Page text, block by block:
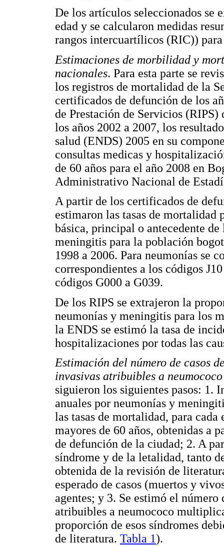
De los artículos seleccionados se
edad y se calcularon medidas
rangos intercuartílicos (RIC))
Estimaciones de morbilidad y
nacionales. Para esta parte se
los registros de mortalidad de la
certificados de defunción de los
de Prestación de Servicios
los años 2002 a 2007, los
salud (ENDS) 2005 en su
consultas medicas y
de 60 años para el año 2008 en
Administrativo Nacional de
A partir de los certificados de
estimaron las tasas de mortalidad
básica, principal o antecedente
meningitis para la población
1998 a 2006. Para neumonías se
correspondientes a los códigos
códigos G000 a G039.
De los RIPS se extrajeron la
neumonías y meningitis para los
la ENDS se estimó la tasa de
hospitalizaciones por todas las
Estimación del número de casos
invasivas atribuibles a
siguieron los siguientes pasos: 1.
anuales por neumonías y
las tasas de mortalidad, para
mayores de 60 años, obtenidas a
de defunción de la ciudad; 2. A
síndrome y de la letalidad, tanto
obtenida de la revisión de
esperado de casos (muertos y
agentes; y 3. Se estimó el
atribuibles a neumococo
proporción de esos síndromes
de literatura. Tabla 1).